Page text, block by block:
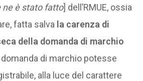
ne è stato fatto] dell’RMUE, ossia
fatta salva la carenza di
della domanda di marchio
di marchio potesse
alla luce del carattere